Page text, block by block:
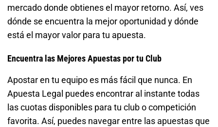
mercado donde obtienes el mayor retorno. Así, ves
dónde se encuentra la mejor oportunidad y dónde
está el mayor valor para tu apuesta.
Encuentra las Mejores Apuestas por tu Club
Apostar en tu equipo es más fácil que nunca. En
Apuesta Legal puedes encontrar al instante todas
las cuotas disponibles para tu club o competición
favorita. Así, puedes navegar entre las apuestas que